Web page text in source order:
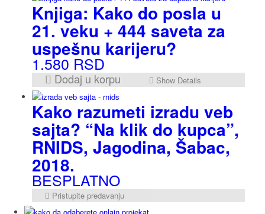
Knjiga: Kako do posla u
21. veku + 444 saveta za
uspešnu karijeru?
1.580 RSD
Dodaj u korpu Show Details
Kako razumeti izradu veb
sajta? “Na klik do kupca”,
RNIDS, Jagodina, Šabac,
2018.
BESPLATNO
Pristupite predavanju